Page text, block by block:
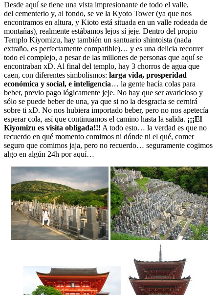
Desde aquí se tiene una vista impresionante de todo el valle,
del cementerio y, al fondo, se ve la Kyoto Tower (ya que nos
encontramos en altura, y Kioto está situada en un valle rodeada de
montañas), realmente estábamos lejos sí jeje. Dentro del propio
Templo Kiyomizu, hay también un santuario shintoista (nada
extraño, es perfectamente compatible)… y es una delicia recorrer
todo el complejo, a pesar de las millones de personas que aquí se
encontraban xD. Al final del templo, hay 3 chorros de agua que
caen, con diferentes simbolismos: larga vida, prosperidad
económica y social, e inteligencia… la gente hacía colas para
beber, previo pago lógicamente jeje. No hay que ser avaricioso y
sólo se puede beber de una, ya que si no la desgracia se cernirá
sobre ti xD. No nos hubiera importado beber, pero no nos apetecía
esperar cola, así que continuamos el camino hasta la salida. ¡¡¡El
Kiyomizu es visita obligada!!! A todo esto… la verdad es que no
recuerdo en qué momento comimos ni dónde ni el qué, comer
seguro que comimos jaja, pero no recuerdo… seguramente cogimos
algo en algún 24h por aquí…